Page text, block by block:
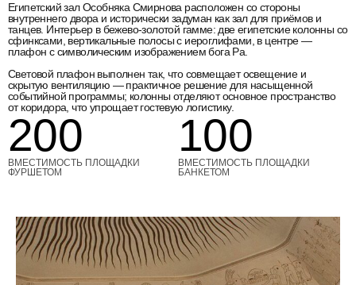
Египетский зал Особняка Смирнова расположен со стороны
внутреннего двора и исторически задуман как зал для приёмов и
танцев. Интерьер в бежево-золотой гамме: две египетские колонны со
сфинксами, вертикальные полосы с иероглифами, в центре —
плафон с символическим изображением бога Ра.
Световой плафон выполнен так, что совмещает освещение и
скрытую вентиляцию — практичное решение для насыщенной
событийной программы; колонны отделяют основное пространство
от коридора, что упрощает гостевую логистику.
200
ВМЕСТИМОСТЬ ПЛОЩАДКИ
ФУРШЕТОМ
100
ВМЕСТИМОСТЬ ПЛОЩАДКИ
БАНКЕТОМ